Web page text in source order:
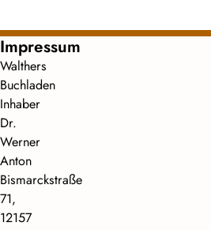
Impressum
Walthers
Buchladen
Inhaber
Dr.
Werner
Anton
Bismarckstraße
71,
12157